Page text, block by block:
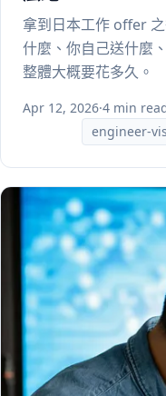
拿到日本工作 offer
什麼、你自己送什麼
整體大概要花多久。
Apr 12, 2026·4 min
engineer-